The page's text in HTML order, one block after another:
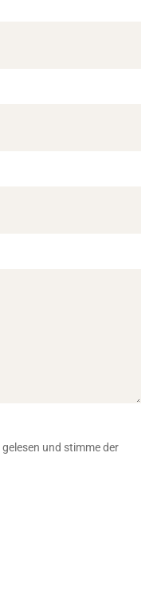
gelesen und stimme der